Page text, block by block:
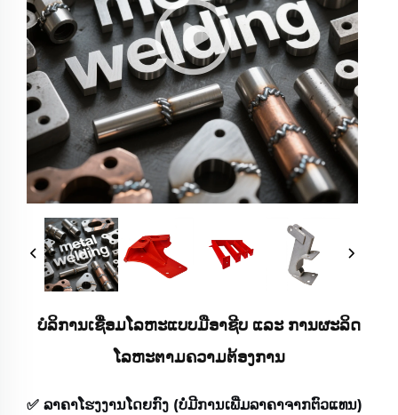
ບໍລິການເຊື່ອມໂລຫະແບບມືອາຊີບ ແລະ ການຜະລິດ
ໂລຫະຕາມຄວາມຕ້ອງການ
✅ ລາຄາໂຮງງານໂດຍກົງ (ບໍ່ມີການເພີ່ມລາຄາຈາກຕົວແທນ)